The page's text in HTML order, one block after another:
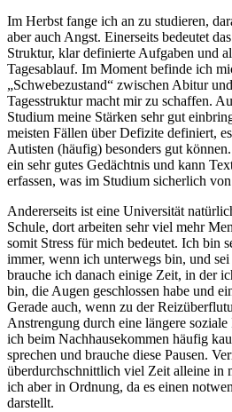
Im Herbst fange ich an zu studieren,
aber auch Angst. Einerseits bedeutet
Struktur, klar definierte Aufgaben und
Tagesablauf. Im Moment befinde ich
„Schwebezustand“ zwischen Abitur
Tagesstruktur macht mir zu schaffen.
Studium meine Stärken sehr gut
meisten Fällen über Defizite definiert,
Autisten (häufig) besonders gut
ein sehr gutes Gedächtnis und kann
erfassen, was im Studium sicherlich
Andererseits ist eine Universität
Schule, dort arbeiten sehr viel mehr
somit Stress für mich bedeutet. Ich bin
immer, wenn ich unterwegs bin, und
brauche ich danach einige Zeit, in der
bin, die Augen geschlossen habe und
Gerade auch, wenn zu der
Anstrengung durch eine längere
ich beim Nachhausekommen häufig
sprechen und brauche diese Pausen.
überdurchschnittlich viel Zeit alleine in
ich aber in Ordnung, da es einen
darstellt.